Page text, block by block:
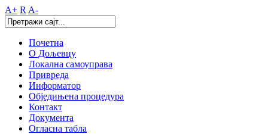
A+ R A-
Почетна
О Дољевцу
Локална самоуправа
Привреда
Информатор
Обједињена процедура
Контакт
Документа
Огласна табла